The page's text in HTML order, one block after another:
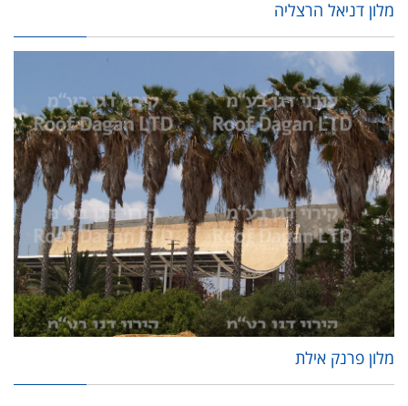
מלון דניאל הרצליה
מלון פרנק אילת